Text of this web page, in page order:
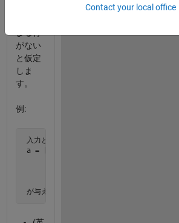
がない
と仮定
しま
す。
例:
入力として、行列
a = [ 1 2 0 0 0
が与えられたとき、出力 r は 4 を返します。
Contact your local office